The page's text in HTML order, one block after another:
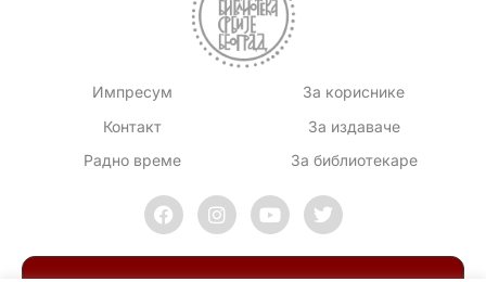
Импресум
Контакт
Радно време
За кориснике
За издаваче
За библиотекаре